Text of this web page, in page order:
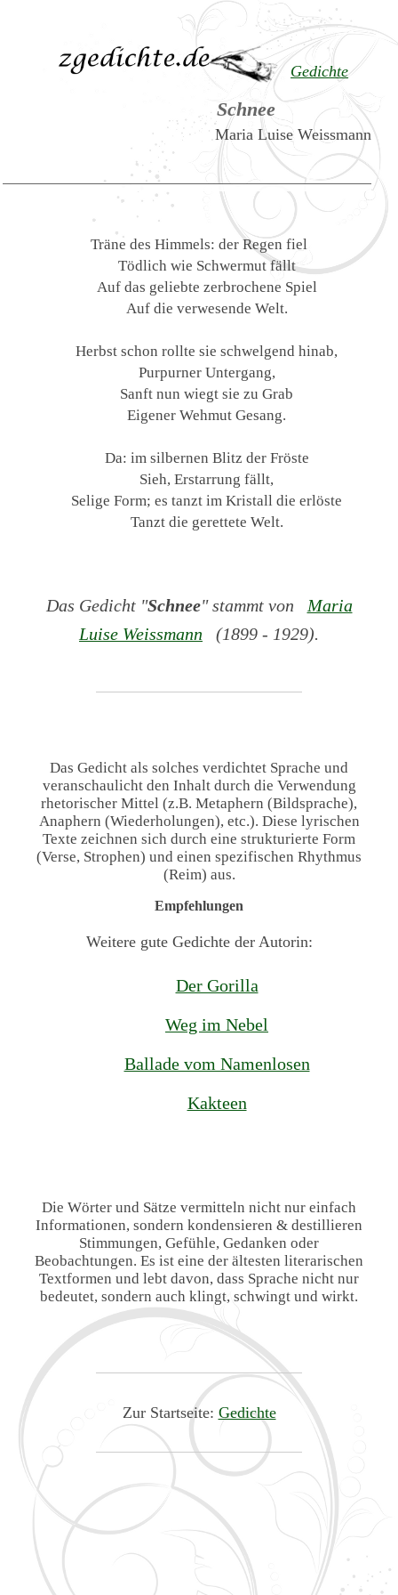
Gedichte
Schnee
Maria Luise Weissmann
Träne des Himmels: der Regen fiel
Tödlich wie Schwermut fällt
Auf das geliebte zerbrochene Spiel
Auf die verwesende Welt.
Herbst schon rollte sie schwelgend hinab,
Purpurner Untergang,
Sanft nun wiegt sie zu Grab
Eigener Wehmut Gesang.
Da: im silbernen Blitz der Fröste
Sieh, Erstarrung fällt,
Selige Form; es tanzt im Kristall die erlöste
Tanzt die gerettete Welt.
Das Gedicht "Schnee" stammt von
Maria
Luise Weissmann (1899 - 1929).
Das Gedicht als solches verdichtet Sprache und
veranschaulicht den Inhalt durch die Verwendung
rhetorischer Mittel (z.B. Metaphern (Bildsprache),
Anaphern (Wiederholungen), etc.). Diese lyrischen
Texte zeichnen sich durch eine strukturierte Form
(Verse, Strophen) und einen spezifischen Rhythmus
(Reim) aus.
Empfehlungen
Weitere gute Gedichte der Autorin:
Der Gorilla
Weg im Nebel
Ballade vom Namenlosen
Kakteen
Die Wörter und Sätze vermitteln nicht nur einfach
Informationen, sondern kondensieren & destillieren
Stimmungen, Gefühle, Gedanken oder
Beobachtungen. Es ist eine der ältesten literarischen
Textformen und lebt davon, dass Sprache nicht nur
bedeutet, sondern auch klingt, schwingt und wirkt.
Zur Startseite: Gedichte